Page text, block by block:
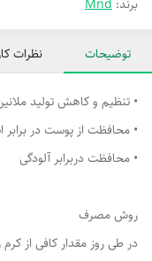
برند: Mnd
توضیحات نظرات
• تنظیم و کاهش تولید
• محافظت از پوست در
• محافظت دربرابر آلودگی
روش مصرف
در طی روز مقدار کافی از